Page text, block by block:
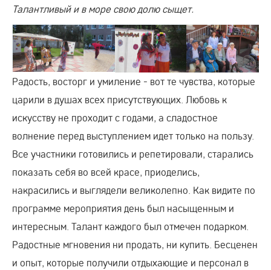
Талантливый и в море свою долю сыщет.
Радость, восторг и умиление - вот те чувства, которые
царили в душах всех присутствующих. Любовь к
искусству не проходит с годами, а сладостное
волнение перед выступлением идет только на пользу.
Все участники готовились и репетировали, старались
показать себя во всей красе, приоделись,
накрасились и выглядели великолепно. Как видите по
программе мероприятия день был насыщенным и
интересным. Талант каждого был отмечен подарком.
Радостные мгновения ни продать, ни купить. Бесценен
и опыт, которые получили отдыхающие и персонал в